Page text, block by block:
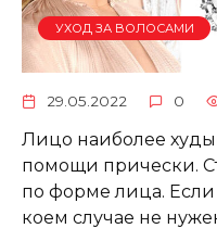
УХОД ЗА ВОЛОСАМИ
29.05.2022 0
Лицо наиболее
помощи прически.
по форме лица.
коем случае не